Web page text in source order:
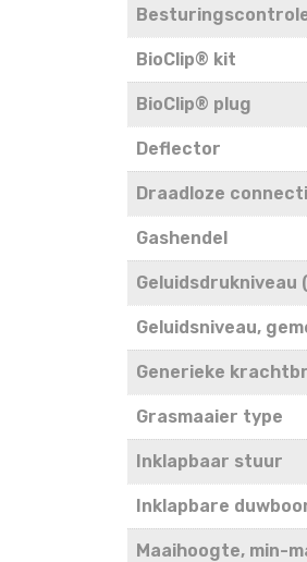
BioClip® kit
BioClip® plug
Deflector
Draadloze
Gashendel
Geluidsdrukniveau
Geluidsniveau,
Generieke
Grasmaaier type
Inklapbaar stuur
Inklapbare
Maaihoogte, min-